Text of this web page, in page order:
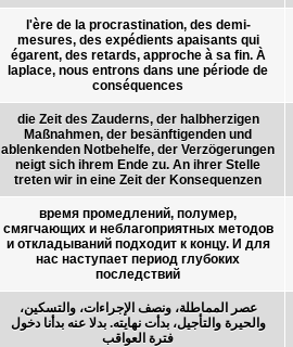
l'ère de la procrastination, des demi-
mesures, des expédients apaisants qui
égarent, des retards, approche à sa fin. À
laplace, nous entrons dans une période de
conséquences
die Zeit des Zauderns, der halbherzigen
Maßnahmen, der besänftigenden und
ablenkenden Notbehelfe, der Verzögerungen
neigt sich ihrem Ende zu. An ihrer Stelle
treten wir in eine Zeit der Konsequenzen
время промедлений, полумер,
смягчающих и неблагоприятных методов
и откладываний подходит к концу. И для
нас наступает период глубоких
последствий
عصر المماطلة، ونصف الإجراءات، والتسكين،
والحيرة والتأجيل، بدأت نهايته. بدلا عنه بدأنا دخول
فترة العواقب